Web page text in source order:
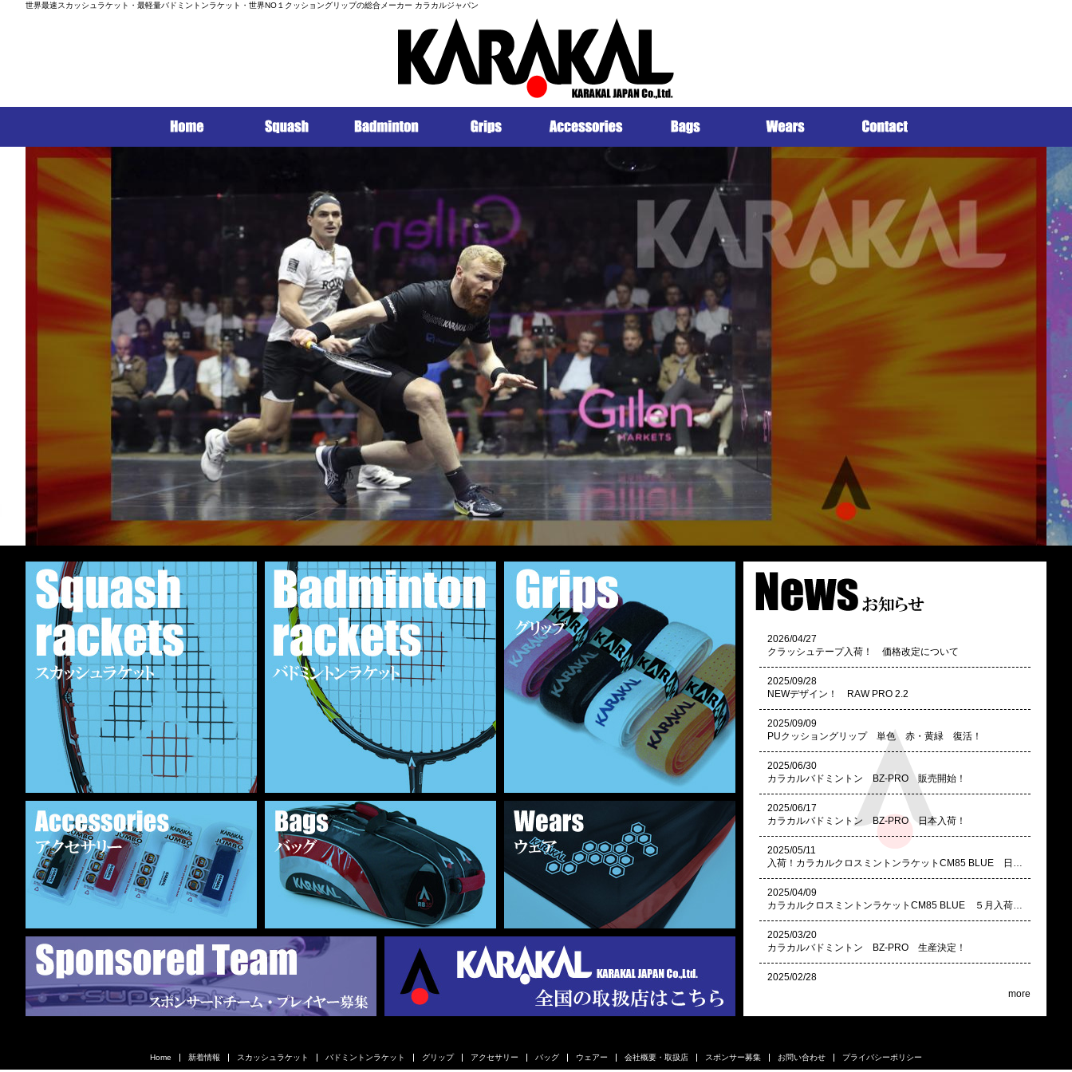
世界最速スカッシュラケット・最軽量バドミントンラケット・世界NO１クッショングリップの総合メーカー カラカルジャパン
2026/04/27
クラッシュテープ入荷！ 価格改定について
2025/09/28
NEWデザイン！ RAW PRO 2.2
2025/09/09
PUクッショングリップ 単色 赤・黄緑 復活！
2025/06/30
カラカルバドミントン BZ-PRO 販売開始！
2025/06/17
カラカルバドミントン BZ-PRO 日本入荷！
2025/05/11
入荷！カラカルクロスミントンラケットCM85 BLUE 日本入荷しました！
2025/04/09
カラカルクロスミントンラケットCM85 BLUE ５月入荷予定
2025/03/20
カラカルバドミントン BZ-PRO 生産決定！
2025/02/28
カラカルクロスミントンラケットCM85 BLUE 生産決定！
2025/01/07
more
Home 新着情報 スカッシュラケット バドミントンラケット グリップ アクセサリー バッグ ウェアー 会社概要・取扱店 スポンサー募集 お問い合わせ プライバシーポリシー